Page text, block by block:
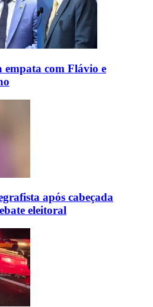
com Flávio e
após cabeçada
eleitoral